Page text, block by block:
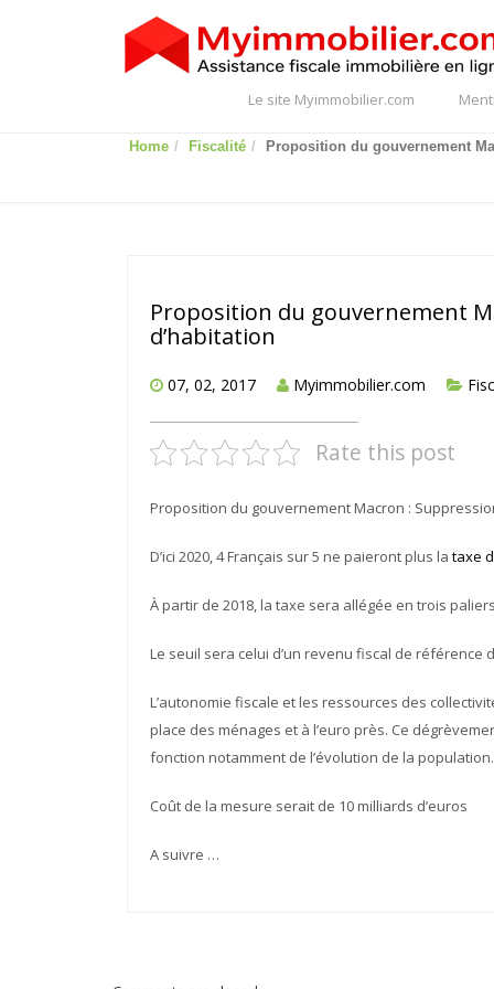
Le site Myimmobilier.com
Home Fiscalité Proposition du gouvernement
Proposition du gouvernement
d’habitation
07, 02, 2017 Myimmobilier.com
Rate this post
Proposition du gouvernement Macron :
D’ici 2020, 4 Français sur 5 ne paieront plus la taxe
À partir de 2018, la taxe sera allégée en trois
Le seuil sera celui d’un revenu fiscal de référence
L’autonomie fiscale et les ressources des
place des ménages et à l’euro près. Ce
fonction notamment de l’évolution de la population.
Coût de la mesure serait de 10 milliards d’euros
A suivre …